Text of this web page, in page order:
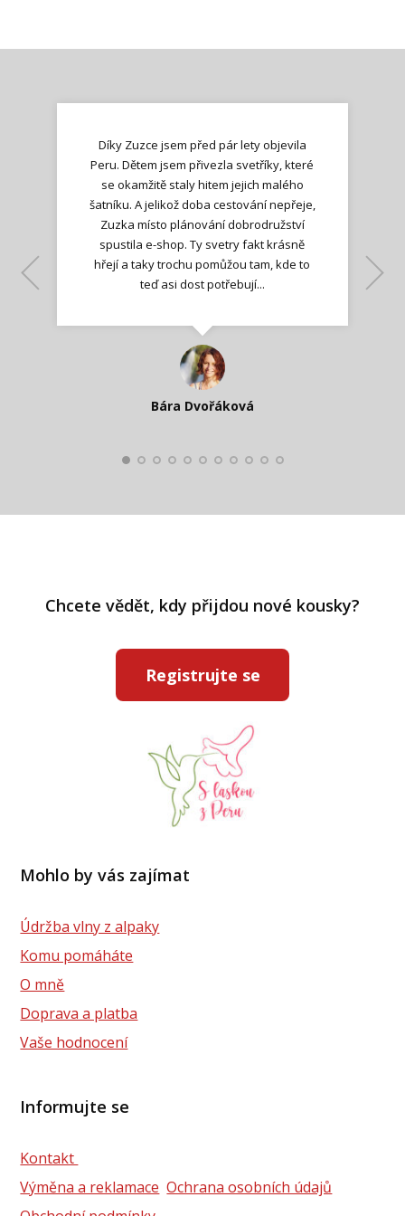
Díky Zuzce jsem před pár lety objevila
Peru. Dětem jsem přivezla svetříky, které
se okamžitě staly hitem jejich malého
šatníku. A jelikož doba cestování nepřeje,
Zuzka místo plánování dobrodružství
spustila e-shop. Ty svetry fakt krásně
hřejí a taky trochu pomůžou tam, kde to
teď asi dost potřebují...
Bára Dvořáková
Jana T.
Kateřina Veleta Štěpánová
Ilona M.
Lenka K.
Nadšená zpráva
Katka Perháčová
Smolková
Lenka K.
Chcete vědět, kdy přijdou nové kousky?
Registrujte se
Mohlo by vás zajímat
Údržba vlny z alpaky
Komu pomáháte
O mně
Doprava a platba
Vaše hodnocení
Informujte se
Kontakt
Výměna a reklamace Ochrana osobních údajů